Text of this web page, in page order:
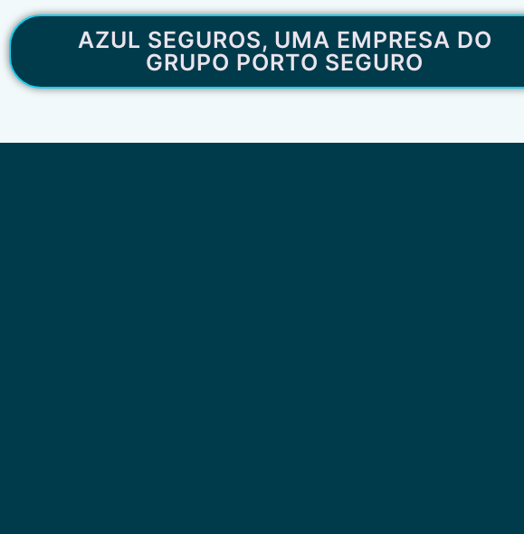
AZUL SEGUROS, UMA EMPRESA DO
GRUPO PORTO SEGURO